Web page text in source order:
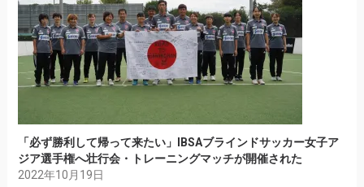
「必ず勝利して帰って来たい」IBSAブラインドサッカー女子ア
ジア選手権へ壮行会・トレーニングマッチが開催された
2022年10月19日